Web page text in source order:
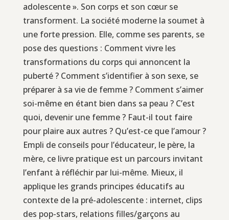
adolescente ». Son corps et son cœur se
transforment. La société moderne la soumet à
une forte pression. Elle, comme ses parents, se
pose des questions : Comment vivre les
transformations du corps qui annoncent la
puberté ? Comment s’identifier à son sexe, se
préparer à sa vie de femme ? Comment s’aimer
soi-même en étant bien dans sa peau ? C’est
quoi, devenir une femme ? Faut-il tout faire
pour plaire aux autres ? Qu’est-ce que l’amour ?
Empli de conseils pour l’éducateur, le père, la
mère, ce livre pratique est un parcours invitant
l’enfant à réfléchir par lui-même. Mieux, il
applique les grands principes éducatifs au
contexte de la pré-adolescente : internet, clips
des pop-stars, relations filles/garçons au